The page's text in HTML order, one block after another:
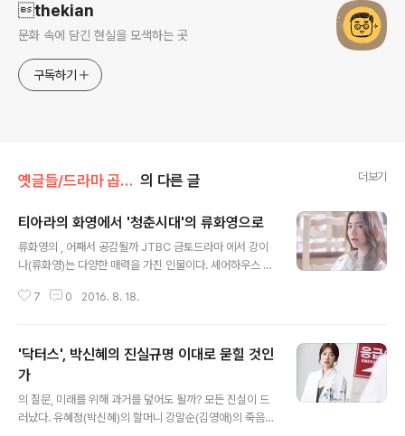
thekian
문화 속에 담긴 현실을 모색하는 곳
구독하기
옛글들/드라마 곱씹기 의 다른 글 더보기
티아라의 화영에서 '청춘시대'의 류화영으로
류화영의 , 어째서 공감될까 JTBC 금토드라마 에서 강이
나(류화영)는 다양한 매력을 가진 인물이다. 셰어하우스 벨
단 대학생이 아니고 그래서인지 연애와 일에 있어서도 다
면 그녀 스스로도 말하듯 몸을 팔아 살아간다. 그러니 청춘
의 연애가 갖는 아픔이나 상처 같은 것이 있을 리 없고, 또
미래의 일자리를 위한 고군분투도 없다. 다만 하루하루를
그저 살아가는 것이 그녀의 일상이다. 그녀가 벨 에포크에
서 일종의 왕따를 겪게 되는 건 대학생이 아니라는 걸 숨겼
7 0 2016. 8. 18.
'닥터스', 박신혜의 진실규명 이대로 묻힐 것인
가
의 질문, 미래를 위해 과거를 덮어도 될까? 모든 진실이 드
러났다. 유혜정(박신혜)의 할머니 강말순(김영애)의 죽음은